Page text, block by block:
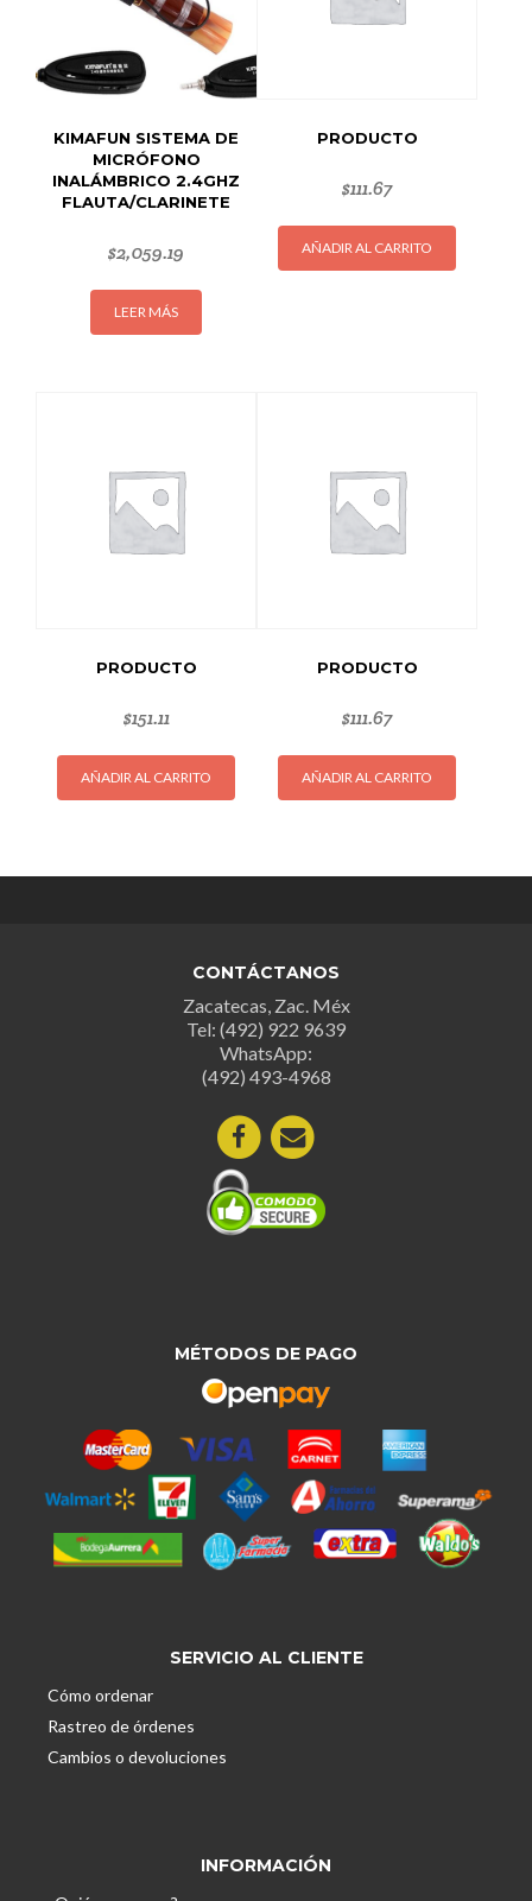
KIMAFUN SISTEMA DE
MICRÓFONO
INALÁMBRICO 2.4GHZ
FLAUTA/CLARINETE
$2,059.19
LEER MÁS
PRODUCTO
$111.67
AÑADIR AL CARRITO
PRODUCTO
$151.11
AÑADIR AL CARRITO
PRODUCTO
$111.67
AÑADIR AL CARRITO
CONTÁCTANOS
Zacatecas, Zac. Méx
Tel: (492) 922 9639
WhatsApp:
(492) 493-4968
MÉTODOS DE PAGO
SERVICIO AL CLIENTE
Cómo ordenar
Rastreo de órdenes
Cambios o devoluciones
INFORMACIÓN